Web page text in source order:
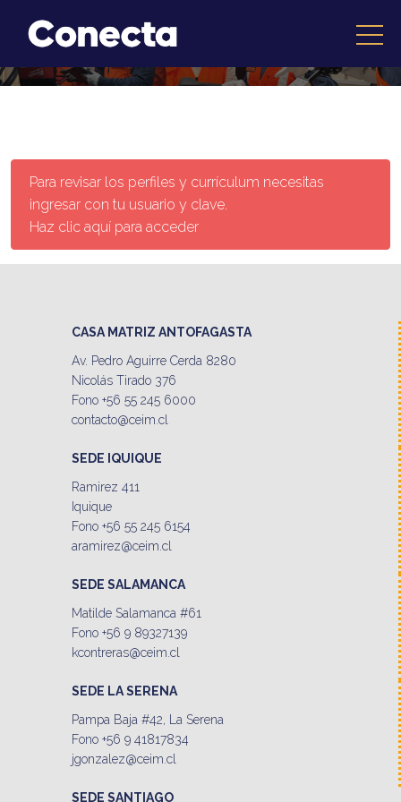
Para revisar los perfiles y currículum necesitas
ingresar con tu usuario y clave.
Haz clic aquí para acceder
CASA MATRIZ ANTOFAGASTA
Av. Pedro Aguirre Cerda 8280
Nicolás Tirado 376
Fono +56 55 245 6000
contacto@ceim.cl
SEDE IQUIQUE
Ramirez 411
Iquique
Fono +56 55 245 6154
aramirez@ceim.cl
SEDE SALAMANCA
Matilde Salamanca #61
Fono +56 9 89327139
kcontreras@ceim.cl
SEDE LA SERENA
Pampa Baja #42, La Serena
Fono +56 9 41817834
jgonzalez@ceim.cl
SEDE SANTIAGO